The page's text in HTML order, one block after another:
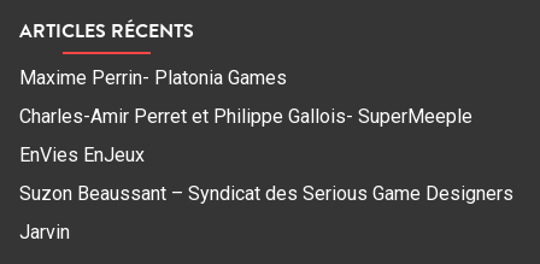
ARTICLES RÉCENTS
Maxime Perrin- Platonia Games
Charles-Amir Perret et Philippe Gallois- SuperMeeple
EnVies EnJeux
Suzon Beaussant – Syndicat des Serious Game Designers
Jarvin